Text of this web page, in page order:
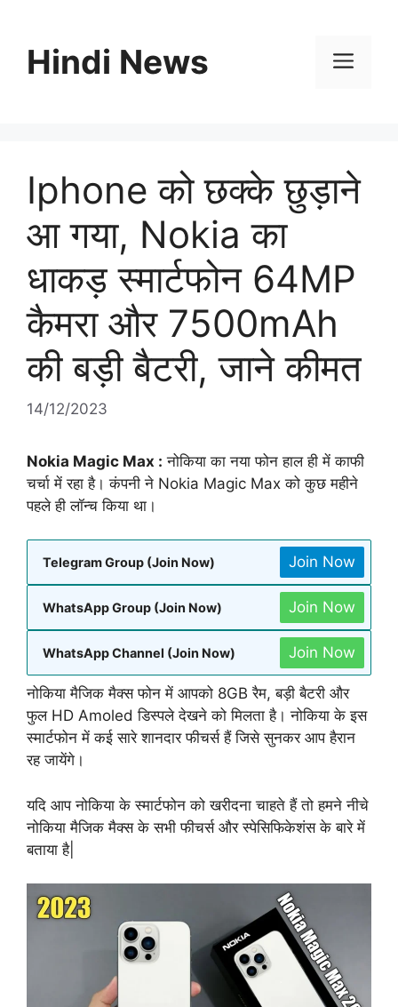
contentHindi News
Iphone को छक्के छुड़ाने
आ गया, Nokia का
धाकड़ स्मार्टफोन 64MP
कैमरा और 7500mAh
की बड़ी बैटरी, जाने कीमत
14/12/2023
Nokia Magic Max : नोकिया का नया फोन हाल ही में काफी
चर्चा में रहा है। कंपनी ने Nokia Magic Max को कुछ महीने
पहले ही लॉन्च किया था।
Telegram Group (Join Now) Join Now
WhatsApp Group (Join Now) Join Now
WhatsApp Channel (Join Now) Join Now
नोकिया मैजिक मैक्स फोन में आपको 8GB रैम, बड़ी बैटरी और
फुल HD Amoled डिस्पले देखने को मिलता है। नोकिया के इस
स्मार्टफोन में कई सारे शानदार फीचर्स हैं जिसे सुनकर आप हैरान
रह जायेंगे।
यदि आप नोकिया के स्मार्टफोन को खरीदना चाहते हैं तो हमने नीचे
नोकिया मैजिक मैक्स के सभी फीचर्स और स्पेसिफिकेशंस के बारे में
बताया है|